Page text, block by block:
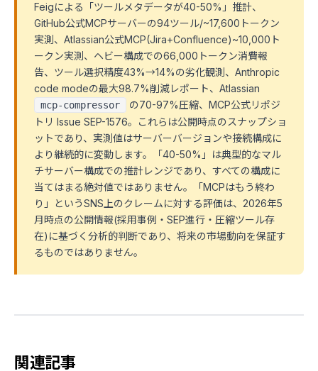
Feigによる「ツールメタデータが40-50%」推計、
GitHub公式MCPサーバーの94ツール/~17,600トークン
実測、Atlassian公式MCP(Jira+Confluence)~10,000ト
ークン実測、ヘビー構成での66,000トークン消費報
告、ツール選択精度43%→14%の劣化観測、Anthropic
code modeの最大98.7%削減レポート、Atlassian
mcp-compressor
の70-97%圧縮、MCP公式リポジ
トリ Issue SEP-1576。これらは公開時点のスナップショ
ットであり、実測値はサーバーバージョンや接続構成に
より継続的に変動します。「40-50%」は典型的なマル
チサーバー構成での推計レンジであり、すべての構成に
当てはまる絶対値ではありません。「MCPはもう終わ
り」というSNS上のクレームに対する評価は、2026年5
月時点の公開情報(採用事例・SEP進行・圧縮ツール存
在)に基づく分析的判断であり、将来の市場動向を保証す
るものではありません。
関連記事